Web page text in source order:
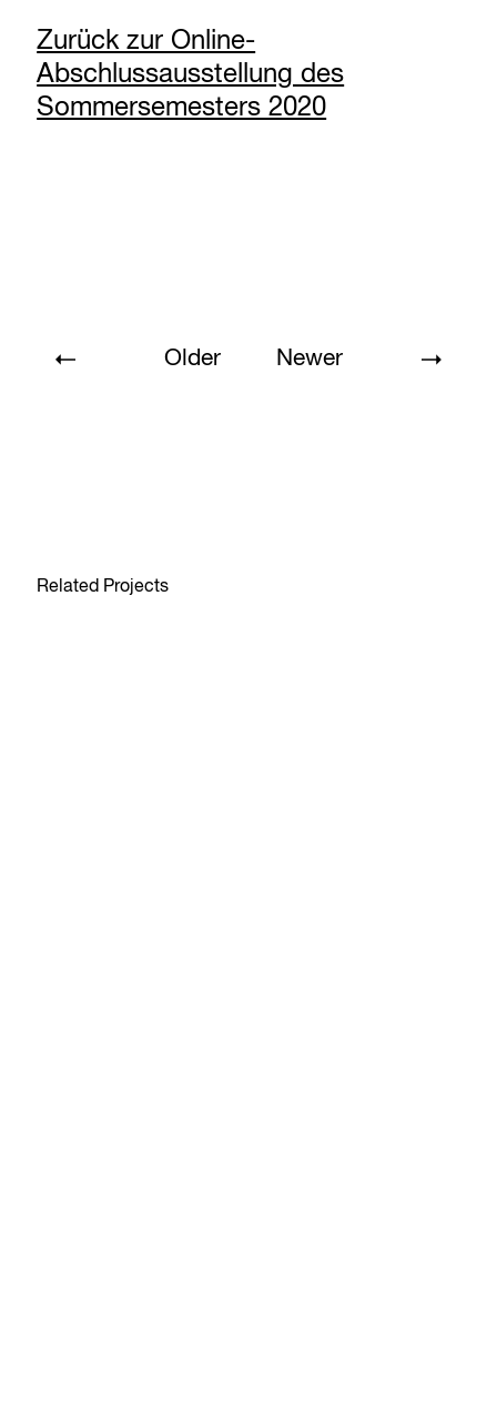
Zurück zur Online-
Abschlussausstellung des
Sommersemesters 2020
Older Newer
Related Projects